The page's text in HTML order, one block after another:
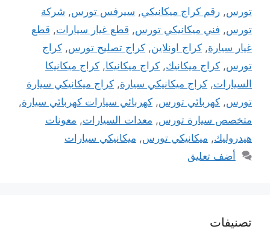
تورس, رقم كراج ميكانيكي, سيرفس تورس, شركة
تورس, فني ميكانيكي تورس, قطع غيار سيارات, قطع
غيار سيارة, كراج اونلاين, كراج تصليح تورس, كراج
تورس, كراج ميكانيك, كراج ميكانيكا, كراج ميكانيكا
السيارات, كراج ميكانيكي سيارة, كراج ميكانيكي سيارة
تورس, كهربائي تورس, كهربائي سيارات كهربائي سيارة,
متخصص سيارة تورس, معدات السيارات, معونات
هيدروليك, ميكانيكي تورس, ميكانيكي سيارات
أضف تعليق
تصنيفات